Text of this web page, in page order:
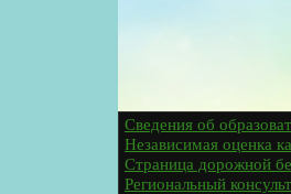
Сведения об
Независимая оценка
Страница дорожной
Региональный